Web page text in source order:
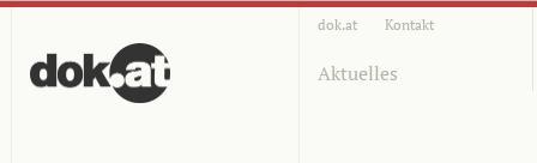
dok.at Kontakt
Aktuelles